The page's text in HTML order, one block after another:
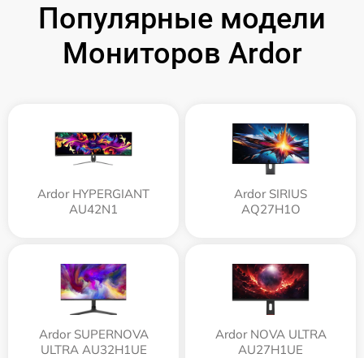
Популярные модели
Мониторов Ardor
Ardor HYPERGIANT
AU42N1
Ardor SIRIUS
AQ27H1O
Ardor SUPERNOVA
ULTRA AU32H1UE
Ardor NOVA ULTRA
AU27H1UE